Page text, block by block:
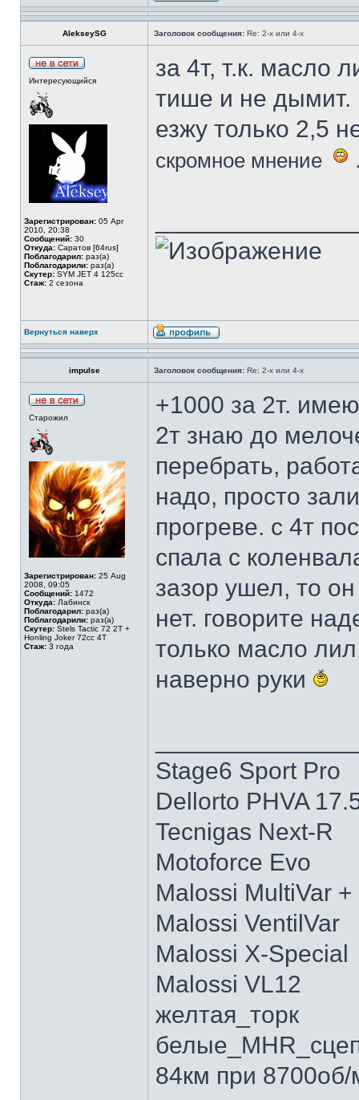
AlekseySG Заголовок сообщения: Re: 2-х или 4-х
Интересующийся
Зарегистрирован: 05 Apr
2010, 20:38
Сообщений: 30
Откуда: Саратов [64rus]
Поблагодарил: раз(а)
Поблагодарили: раз(а)
Скутер: SYM JET 4 125cc
Стаж: 2 сезонa
за 4т, т.к. масло
тише и не дымит.
езжу только 2,5
скромное мнение
Вернуться наверх
impulse Заголовок сообщения: Re: 2-х или 4-х
Старожил
Зарегистрирован: 25 Aug
2008, 09:05
Сообщений: 1472
Откуда: Лабинск
Поблагодарил: раз(а)
Поблагодарили: раз(а)
Скутер: Stels Tactic 72 2T +
Honling Joker 72cc 4T
Стаж: 3 года
+1000 за 2т.
2т знаю до
перебрать,
надо, просто
прогреве. с 4т
спала с
зазор ушел, то
нет. говорите
только масло
наверно руки
Stage6 Sport Pro
Dellorto PHVA
Tecnigas Next-R
Motoforce Evo
Malossi MultiVar
Malossi VentilVar
Malossi X-Special
Malossi VL12
желтая_торк
84км при